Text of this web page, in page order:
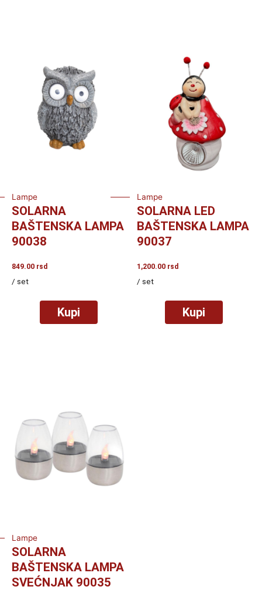
Lampe
SOLARNA
BAŠTENSKA LAMPA
90038
849.00 rsd
/ set
Kupi
Lampe
SOLARNA LED
BAŠTENSKA LAMPA
90037
1,200.00 rsd
/ set
Kupi
Lampe
SOLARNA
BAŠTENSKA LAMPA
SVEĆNJAK 90035